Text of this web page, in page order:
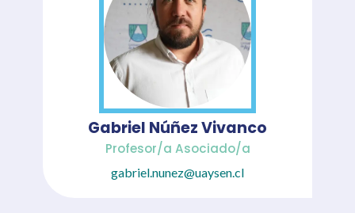
Gabriel Núñez Vivanco
Profesor/a Asociado/a
gabriel.nunez@uaysen.cl